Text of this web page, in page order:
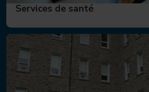
Services de santé